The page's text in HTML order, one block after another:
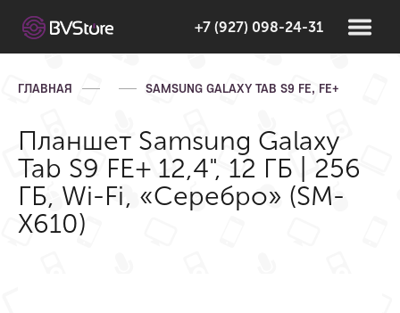
+7 (927) 098-24-31
ГЛАВНАЯ SAMSUNG GALAXY TAB S9 FE, FE+
Планшет Samsung Galaxy
Tab S9 FE+ 12,4", 12 ГБ | 256
ГБ, Wi-Fi, «Серебро» (SM-
X610)